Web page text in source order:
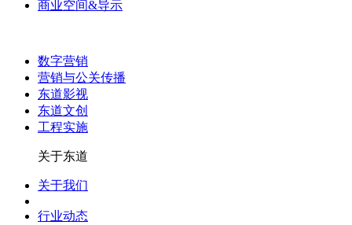
商业空间&导示
数字营销
营销与公关传播
东道影视
东道文创
工程实施
关于东道
关于我们
行业动态